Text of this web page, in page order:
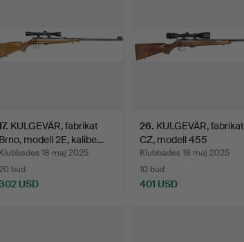
. KULGEVÄR, fabrikat
modell 2E, kalibe…
18 maj 2025
bud
USD
26. KULGEVÄR, fabrikat
CZ, modell 455
American…
Klubbades 18 maj 2025
10 bud
401 USD